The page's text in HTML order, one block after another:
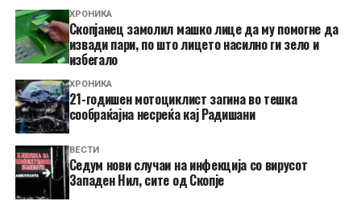
ХРОНИКА
Скопјанец замолил машко лице да му помогне да
извади пари, по што лицето насилно ги зело и
избегало
ХРОНИКА
21-годишен мотоциклист загина во тешка
сообраќајна несреќа кај Радишани
ВЕСТИ
Седум нови случаи на инфекција со вирусот
Западен Нил, сите од Скопје